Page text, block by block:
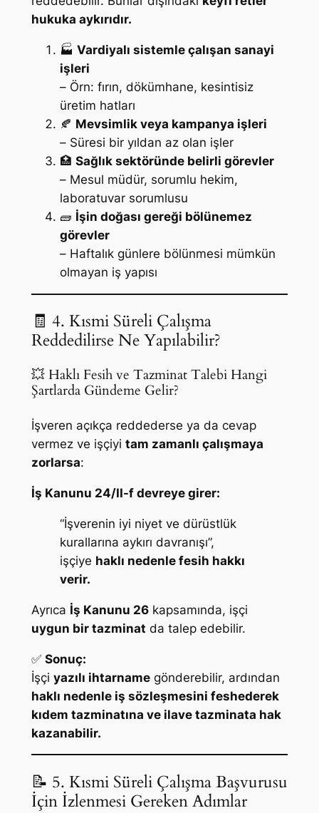
hukuka aykırıdır.
🏭 Vardiyalı sistemle çalışan sanayi
işleri
– Örn: fırın, dökümhane, kesintisiz
üretim hatları
🍂 Mevsimlik veya kampanya işleri
– Süresi bir yıldan az olan işler
🏥 Sağlık sektöründe belirli görevler
– Mesul müdür, sorumlu hekim,
laboratuvar sorumlusu
🧱 İşin doğası gereği bölünemez
görevler
– Haftalık günlere bölünmesi mümkün
olmayan iş yapısı
🧾 4. Kısmi Süreli Çalışma
Reddedilirse Ne Yapılabilir?
💥 Haklı Fesih ve Tazminat Talebi Hangi
Şartlarda Gündeme Gelir?
İşveren açıkça reddederse ya da cevap
vermez ve işçiyi tam zamanlı çalışmaya
zorlarsa:
İş Kanunu 24/II-f devreye girer:
“İşverenin iyi niyet ve dürüstlük
kurallarına aykırı davranışı”,
işçiye haklı nedenle fesih hakkı
verir.
Ayrıca İş Kanunu 26kapsamında, işçi
uygun bir tazminat da talep edebilir.
✅ Sonuç:
İşçi yazılı ihtarnamegönderebilir, ardından
haklı nedenle iş sözleşmesini feshederek
kıdem tazminatına ve ilave tazminata hak
kazanabilir.
📝 5. Kısmi Süreli Çalışma Başvurusu
İçin İzlenmesi Gereken Adımlar